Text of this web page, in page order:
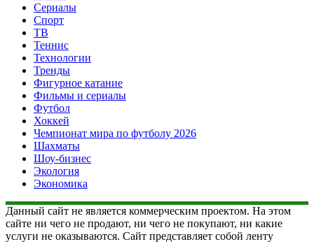
Сериалы
Спорт
ТВ
Теннис
Технологии
Тренды
Фигурное катание
Фильмы и сериалы
Футбол
Хоккей
Чемпионат мира по футболу 2026
Шахматы
Шоу-бизнес
Экология
Экономика
Данный сайт не является коммерческим проектом. На этом
сайте ни чего не продают, ни чего не покупают, ни какие
услуги не оказываются. Сайт представляет собой ленту